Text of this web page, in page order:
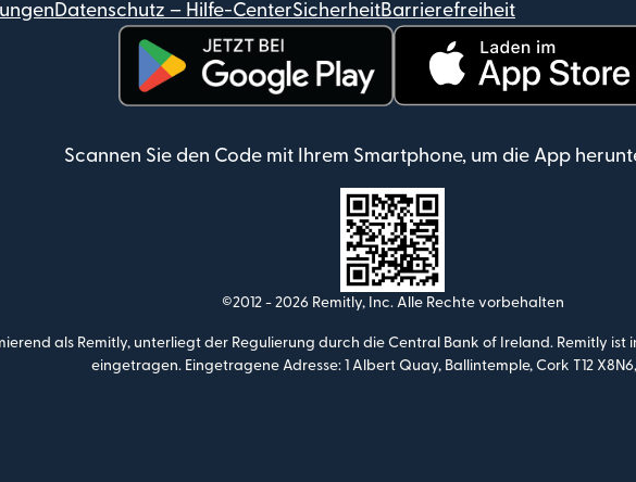
Datenschutz – Hilfe-CenterSicherheitBarrierefreiheit
Scannen Sie den Code mit Ihrem Smartphone, um die App
©2012 - 2026 Remitly, Inc. Alle Rechte vorbehalten
als Remitly, unterliegt der Regulierung durch die Central Bank of Ireland. Remitly
eingetragen. Eingetragene Adresse: 1 Albert Quay, Ballintemple, Cork T12